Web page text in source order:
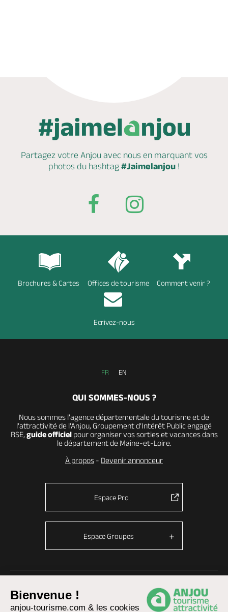
Bienvenue !
anjou-tourisme.com & les cookies
Partagez votre Anjou avec nous en marquantvos
photos du hashtag #Jaimelanjou !
Brochures & Cartes Offices de tourisme Comment venir ?
Ecrivez-nous
FR EN
QUI SOMMES-NOUS ?
Nous sommes l’agence départementale du tourisme et de
l’attractivité de l’Anjou, Groupement d’Intérêt Public engagé
RSE, guide officielpour organiser vos sorties et vacances dans
le département de Maine-et-Loire.
À propos - Devenir annonceur
Espace Pro
Espace Groupes
Mentions légales Données personnelles-Cookies